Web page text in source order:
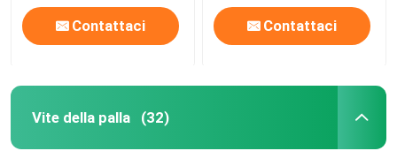
Contattaci Contattaci
Vite della palla (32)